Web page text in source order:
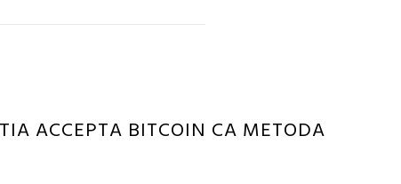
ACCEPTA BITCOIN CA METODA